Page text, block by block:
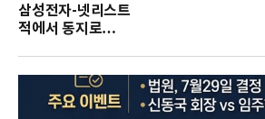
삼성전자-넷리스트
적에서 동지로…